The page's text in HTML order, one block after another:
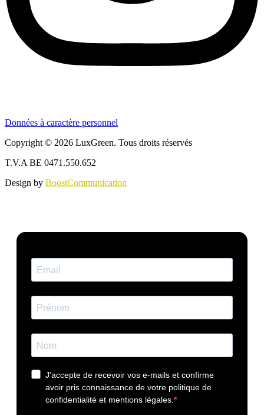
Données à caractère personnel
Copyright © 2026 LuxGreen. Tous droits réservés
T.V.A BE 0471.550.652
Design by BoostCommunication